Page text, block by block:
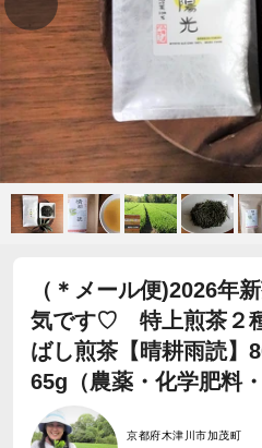
（＊メール便)2026年
気です♡ 特上煎茶２
ばし煎茶【晴耕雨読】
65g（農薬・化学肥料
京都府木津川市加茂町